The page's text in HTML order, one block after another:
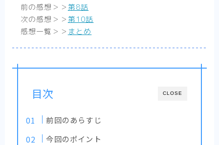
【死に戻り令嬢のルチェッタ】二度目の人
生、最悪な婚約者とはお別れしたい……はず
だけど？まとめ
くて、男なメイドはいかがですか？【まと
話【まとめ】完結済
前の感想＞＞ 第8話
次の感想＞＞ 第10話
感想一覧＞＞ まとめ
CLOSE
目次
前回のあらすじ
今回のポイント